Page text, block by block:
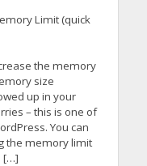
Limit (quick
the memory
size
up in your
– this is one of
You can
the memory limit
[…]